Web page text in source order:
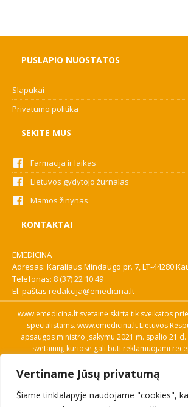
Vertiname Jūsų privatumą
Šiame tinklalapyje naudojame "cookies",
PUSLAPIO NUOSTATOS
Slapukai
Privatumo politika
SEKITE MUS
Farmacija ir laikas
Lietuvos gydytojo žurnalas
Mamos žinynas
KONTAKTAI
EMEDICINA
Adresas: Karaliaus Mindaugo pr. 7, LT-44280
Telefonas: 8 (37) 22 10 49
El. paštas redakcija@emedicina.lt
www.emedicina.lt svetainė skirta tik sveikatos
specialistams. www.emedicina.lt Lietuvos
apsaugos ministro įsakymu 2021 m. spalio 21 d.
svetainių, kuriose gali būti reklamuojami
savo profesinę kvalifikaciją. Naudingos nuorodos:
pagalbos priemonių kainų paieška, VVKT
priežiūros ar farmacijos specialisto